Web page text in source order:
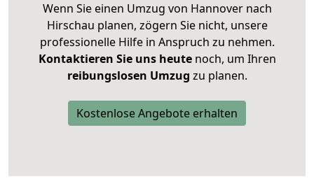
Wenn Sie einen Umzug von Hannover nach
Hirschau planen, zögern Sie nicht, unsere
professionelle Hilfe in Anspruch zu nehmen.
Kontaktieren Sie uns heutenoch, um Ihren
reibungslosen Umzug zu planen.
Kostenlose Angebote erhalten